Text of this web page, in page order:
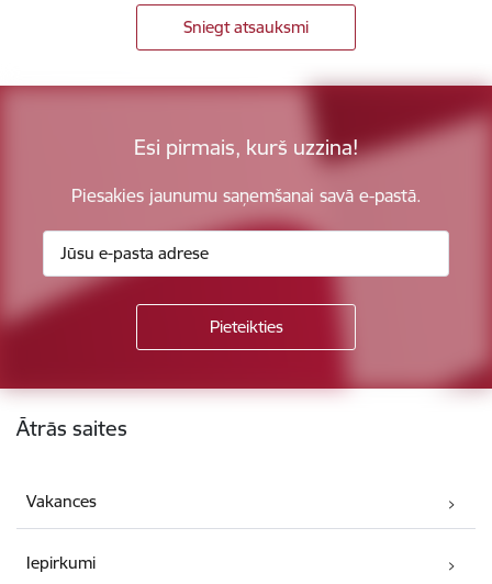
Sniegt atsauksmi
Esi pirmais, kurš uzzina!
Piesakies jaunumu saņemšanai savā e-pastā.
Kājene
Ātrās saites
Vakances
Iepirkumi